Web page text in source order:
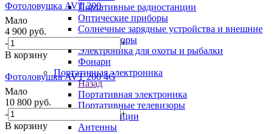
Портативные радиостанции
Оптические приборы
Солнечные зарядные устройства и внешние
аккумуляторы
Электроника для охоты и рыбалки
Фонари
Портативная электроника
Назад
Портативная электроника
Портативные телевизоры
Метеостанции
Антенны
Фотоловушка AVT 200
Мало
4 900 руб.
-
+
В корзину
Фотоловушка AVT 200 4G
Мало
10 800 руб.
-
+
В корзину